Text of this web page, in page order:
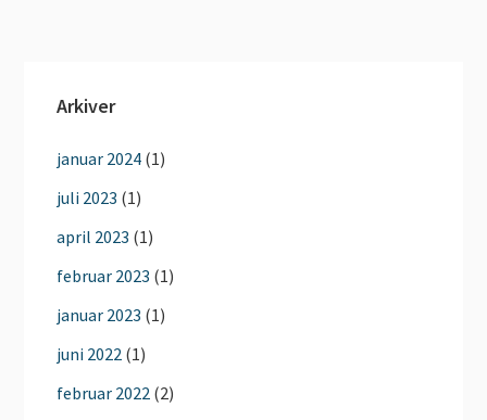
Arkiver
januar 2024 (1)
juli 2023 (1)
april 2023 (1)
februar 2023 (1)
januar 2023 (1)
juni 2022 (1)
februar 2022 (2)